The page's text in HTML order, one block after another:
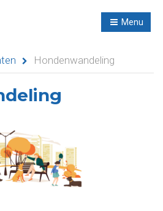
Menu
Hondenwandeling